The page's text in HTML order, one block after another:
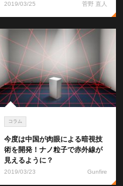
2019/03/25 菅野 直人
コラム
今度は中国が肉眼による暗視技
術を開発！ナノ粒子で赤外線が
見えるように？
2019/03/23 Gunfire